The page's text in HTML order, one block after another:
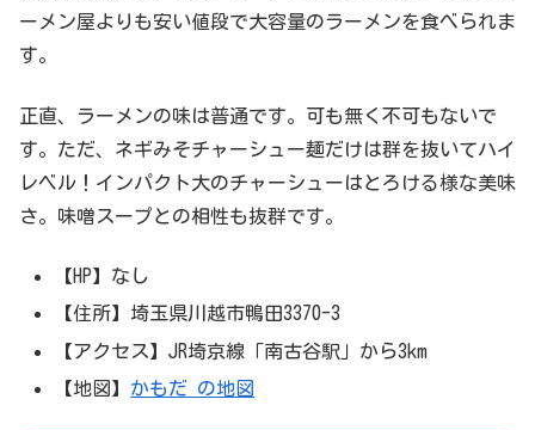
ーメン屋よりも安い値段で大容量のラーメンを食べられま
す。
正直、ラーメンの味は普通です。可も無く不可もないで
す。ただ、ネギみそチャーシュー麺だけは群を抜いてハイ
レベル！インパクト大のチャーシューはとろける様な美味
さ。味噌スープとの相性も抜群です。
【HP】なし
【住所】埼玉県川越市鴨田3370-3
【アクセス】JR埼京線「南古谷駅」から3km
【地図】 かもだ の地図